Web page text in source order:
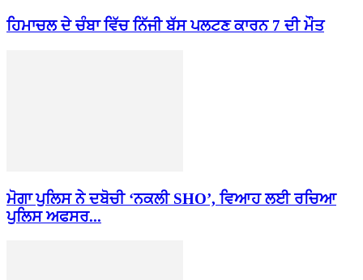
ਹਿਮਾਚਲ ਦੇ ਚੰਬਾ ਵਿੱਚ ਨਿੱਜੀ ਬੱਸ ਪਲਟਣ ਕਾਰਨ 7 ਦੀ ਮੌਤ
ਮੋਗਾ ਪੁਲਿਸ ਨੇ ਦਬੋਚੀ ‘ਨਕਲੀ SHO’, ਵਿਆਹ ਲਈ ਰਚਿਆ
ਪੁਲਿਸ ਅਫਸਰ...